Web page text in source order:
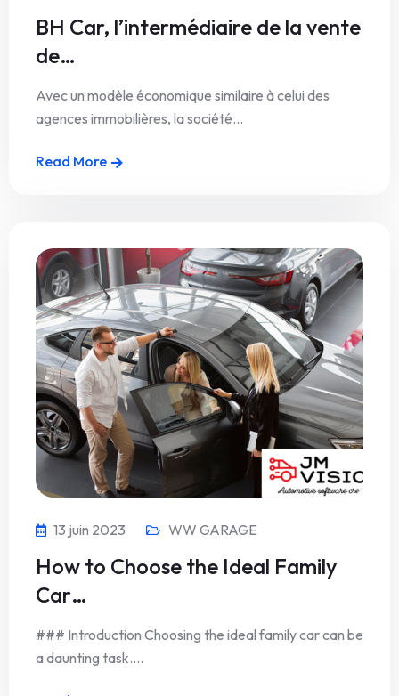
BH Car, l’intermédiaire de la vente
de…
Avec un modèle économique similaire à celui des
agences immobilières, la société…
Read More
13 juin 2023 WW GARAGE
How to Choose the Ideal Family
Car…
### Introduction Choosing the ideal family car can be
a daunting task.…